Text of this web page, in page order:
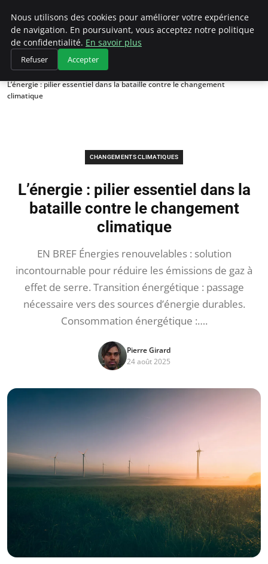
Climategatecountryclub.com
Accueil
Changements climatiques
L’énergie : pilier essentiel dans la bataille contre le changement
climatique
CHANGEMENTS CLIMATIQUES
L’énergie : pilier essentiel dans la
bataille contre le changement
climatique
EN BREF Énergies renouvelables : solution
incontournable pour réduire les émissions de gaz à
effet de serre. Transition énergétique : passage
nécessaire vers des sources d’énergie durables.
Consommation énergétique :….
Pierre Girard
24 août 2025
Nous utilisons des cookies pour améliorer votre expérience
de navigation. En poursuivant, vous acceptez notre politique
de confidentialité. En savoir plus
Refuser Accepter